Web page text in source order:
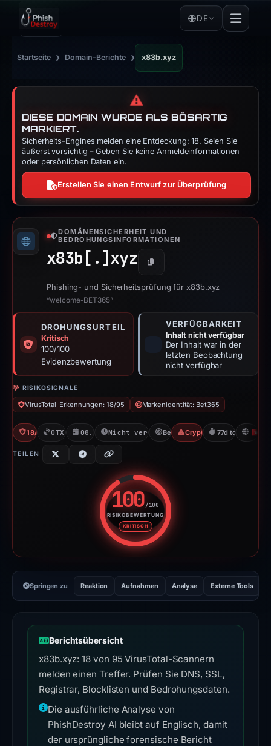
DE
Startseite › Domain-Berichte › x83b.xyz
⚠️
DIESE DOMAIN WURDE ALS BÖSARTIG
MARKIERT.
Sicherheits-Engines melden eine Entdeckung: 18. Seien Sie
äußerst vorsichtig – Geben Sie keine Anmeldeinformationen
oder persönlichen Daten ein.
Erstellen Sie einen Entwurf zur Überprüfung
DOMÄNENSICHERHEIT UND
BEDROHUNGSINFORMATIONEN
x83b[.] xyz Kopieren
Phishing- und Sicherheitsprüfung für x83b.xyz
“welcome-BET365”
DROHUNGSURTEIL
Kritisch
100/100
Evidenzbewertung
VERFÜGBARKEIT
Inhalt nicht verfügbar
Der Inhalt war in der
letzten Beobachtung
nicht verfügbar
RISIKOSIGNALE
VirusTotal-Erkennungen: 18/95 Markenidentität: Bet365
18/95 VTOTX: 5 refs08.12.2025Nicht verfügbar seit 23.02.2026
Bet365Crypto Gambling
77d to
TEILEN
100/100
RISIKOBEWERTUNG
KRITISCH
Risikobewertung: 100 von
Springen zu Reaktion Aufnahmen Analyse Externe Tools
Berichtsübersicht
x83b.xyz: 18 von 95 VirusTotal-Scannern
melden einen Treffer. Prüfen Sie DNS, SSL,
Registrar, Blocklisten und Bedrohungsdaten.
Die ausführliche Analyse von
PhishDestroy AI bleibt auf Englisch, damit
der ursprüngliche forensische Bericht